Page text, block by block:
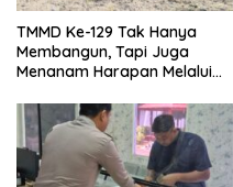
TMMD Ke-129 Tak Hanya
Membangun, Tapi Juga
Menanam Harapan Melalui